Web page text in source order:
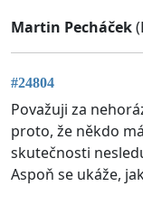
Martin Pecháček
#24804
Považuji za
proto, že někdo
skutečnosti
Aspoň se ukáže,